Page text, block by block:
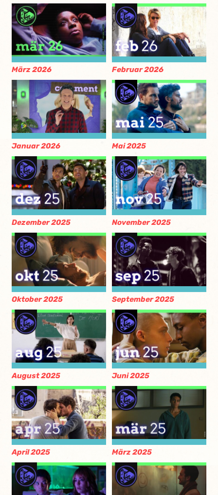
März 2026 Februar 2026
Januar 2026 Mai 2025
Dezember 2025 November 2025
Oktober 2025 September 2025
August 2025 Juni 2025
April 2025 März 2025